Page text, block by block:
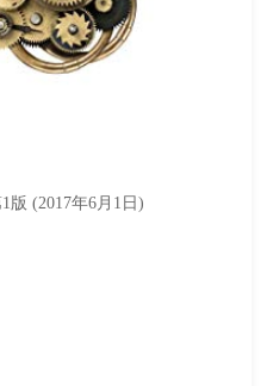
版 (2017年6月1日)